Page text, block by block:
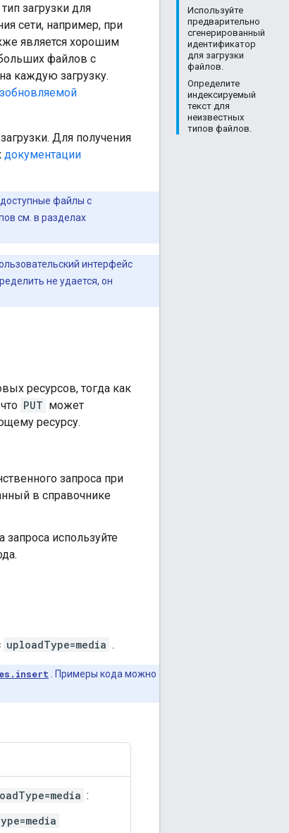
Используйте
предварительно
сгенерированный
идентификатор
для загрузки
файлов.
Определите
индексируемый
текст для
неизвестных
типов файлов.
загрузки для
сети, например, при
является хорошим
файлов с
каждую загрузку.
Для получения
документации
файлы с
см. в разделах
интерфейс
не удается, он
ресурсов, тогда как
PUT может
ресурсу.
запроса при
в справочнике
используйте
uploadType=media .
. Примеры кода можно
: